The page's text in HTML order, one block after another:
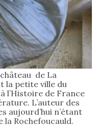
de La
la petite ville du
l’Histoire de France
L’auteur des
aujourd’hui n’étant
la Rochefoucauld.